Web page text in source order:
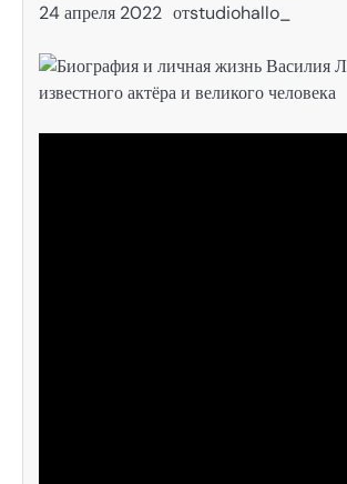
24 апреля 2022 отstudiohallo_